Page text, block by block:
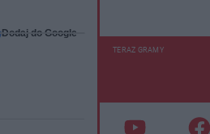
Dodaj do Google
TERAZ GRAMY